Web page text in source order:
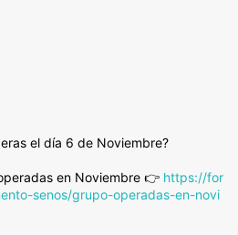
el día 6 de Noviembre?
en Noviembre 👉 https://for
senos/grupo-operadas-en-novi